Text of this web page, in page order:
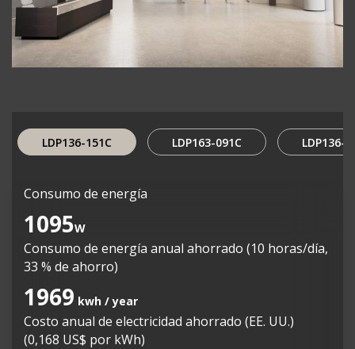
LDP136-151C LDP163-091C LDP136-
Consumo de energía
1095W
Consumo de energía anual ahorrado (10 horas/día,
33 % de ahorro)
1969 kwh / year
Costo anual de electricidad ahorrado (EE. UU.)
(0,168 US$ por kWh)